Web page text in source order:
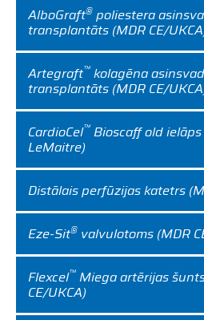
Privacy
Terms of Use
Terms & Conditions
FOLLOW US
AlboGraft® poliestera
transplantāts (MDR CE/
Artegraft™ kolagēna
transplantāts (MDR CE/
CardioCel™ Bioscaff old
LeMaitre)
Distālais perfūzijas katetrs
Eze-Sit® valvulotoms (MDR
Flexcel™ Miega artērijas
CE/UKCA)